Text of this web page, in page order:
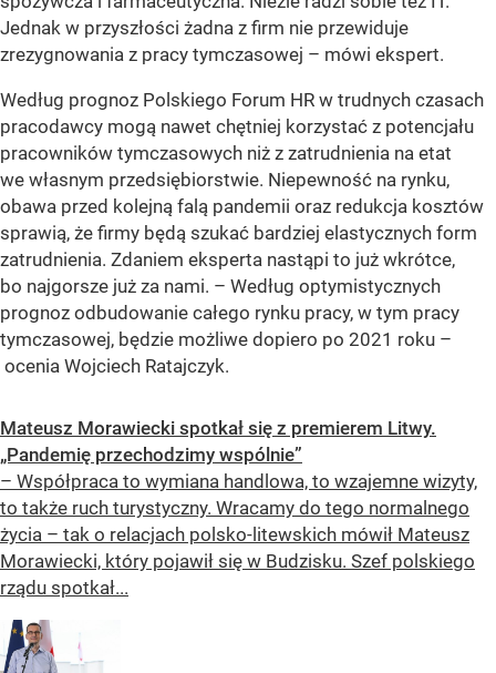
Jednak w przyszłości żadna z firm nie przewiduje
zrezygnowania z pracy tymczasowej – mówi ekspert.
Według prognoz Polskiego Forum HR w trudnych czasach
pracodawcy mogą nawet chętniej korzystać z potencjału
pracowników tymczasowych niż z zatrudnienia na etat
we własnym przedsiębiorstwie. Niepewność na rynku,
obawa przed kolejną falą pandemii oraz redukcja kosztów
sprawią, że firmy będą szukać bardziej elastycznych form
zatrudnienia. Zdaniem eksperta nastąpi to już wkrótce,
bo najgorsze już za nami. – Według optymistycznych
prognoz odbudowanie całego rynku pracy, w tym pracy
tymczasowej, będzie możliwe dopiero po 2021 roku –
ocenia Wojciech Ratajczyk.
Mateusz Morawiecki spotkał się z premierem Litwy.
„Pandemię przechodzimy wspólnie”
– Współpraca to wymiana handlowa, to wzajemne wizyty,
to także ruch turystyczny. Wracamy do tego normalnego
życia – tak o relacjach polsko-litewskich mówił Mateusz
Morawiecki, który pojawił się w Budzisku. Szef polskiego
rządu spotkał...